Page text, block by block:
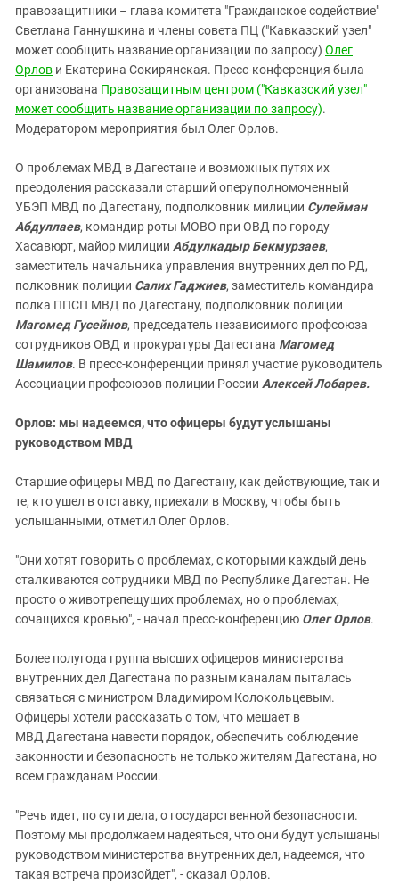
правозащитники – глава комитета "Гражданское содействие"
Светлана Ганнушкина и члены совета ПЦ ("Кавказский узел"
может сообщить название организации по запросу) Олег
Орлов и Екатерина Сокирянская. Пресс-конференция была
организована Правозащитным центром ("Кавказский узел"
может сообщить название организации по запросу).
Модератором мероприятия был Олег Орлов.
О проблемах МВД в Дагестане и возможных путях их
преодоления рассказали старший оперуполномоченный
УБЭП МВД по Дагестану, подполковник милиции Сулейман
Абдуллаев, командир роты МОВО при ОВД по городу
Хасавюрт, майор милиции Абдулкадыр Бекмурзаев,
заместитель начальника управления внутренних дел по РД,
полковник полиции Салих Гаджиев, заместитель командира
полка ППСП МВД по Дагестану, подполковник полиции
Магомед Гусейнов, председатель независимого профсоюза
сотрудников ОВД и прокуратуры Дагестана Магомед
Шамилов. В пресс-конференции принял участие руководитель
Ассоциации профсоюзов полиции России Алексей Лобарев.
Орлов: мы надеемся, что офицеры будут услышаны
руководством МВД
Старшие офицеры МВД по Дагестану, как действующие, так и
те, кто ушел в отставку, приехали в Москву, чтобы быть
услышанными, отметил Олег Орлов.
"Они хотят говорить о проблемах, с которыми каждый день
сталкиваются сотрудники МВД по Республике Дагестан. Не
просто о животрепещущих проблемах, но о проблемах,
сочащихся кровью", - начал пресс-конференцию Олег Орлов.
Более полугода группа высших офицеров министерства
внутренних дел Дагестана по разным каналам пыталась
связаться с министром Владимиром Колокольцевым.
Офицеры хотели рассказать о том, что мешает в
МВД Дагестана навести порядок, обеспечить соблюдение
законности и безопасность не только жителям Дагестана, но
всем гражданам России.
"Речь идет, по сути дела, о государственной безопасности.
Поэтому мы продолжаем надеяться, что они будут услышаны
руководством министерства внутренних дел, надеемся, что
такая встреча произойдет", - сказал Орлов.